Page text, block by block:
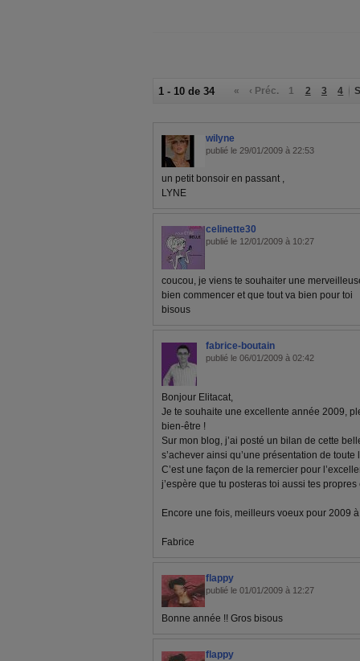
1 - 10 de 34 « ‹ Préc. 1 2 3 4
wilyne
publié le 29/01/2009 à 22:53
un petit bonsoir en passant ,
LYNE
celinette30
publié le 12/01/2009 à 10:27
coucou, je viens te souhaiter une
bien commencer et que tout va bien pour toi
bisous
fabrice-boutain
publié le 06/01/2009 à 02:42
Bonjour Elitacat,
Je te souhaite une excellente année 2009,
bien-être !
Sur mon blog, j’ai posté un bilan de cette
s’achever ainsi qu’une présentation de
C’est une façon de la remercier pour
j’espère que tu posteras toi aussi tes
Encore une fois, meilleurs voeux pour 2009
Fabrice
flappy
publié le 01/01/2009 à 12:27
Bonne année !! Gros bisous
flappy